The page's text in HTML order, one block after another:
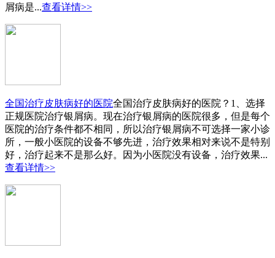
屑病是...查看详情>>
全国治疗皮肤病好的医院全国治疗皮肤病好的医院？1、选择
正规医院治疗银屑病。现在治疗银屑病的医院很多，但是每个
医院的治疗条件都不相同，所以治疗银屑病不可选择一家小诊
所，一般小医院的设备不够先进，治疗效果相对来说不是特别
好，治疗起来不是那么好。因为小医院没有设备，治疗效果...
查看详情>>